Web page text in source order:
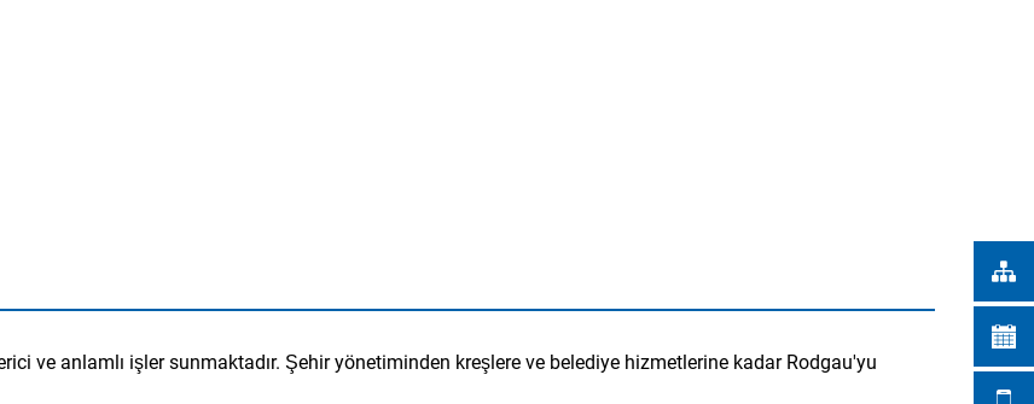
ve anlamlı işler sunmaktadır. Şehir yönetiminden kreşlere ve belediye hizmetlerine kadar Rodgau'yu